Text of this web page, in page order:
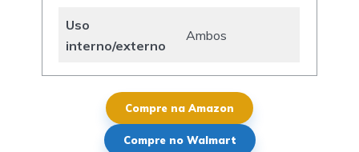
Uso
interno/externo
Ambos
Compre na Amazon
Compre no Walmart